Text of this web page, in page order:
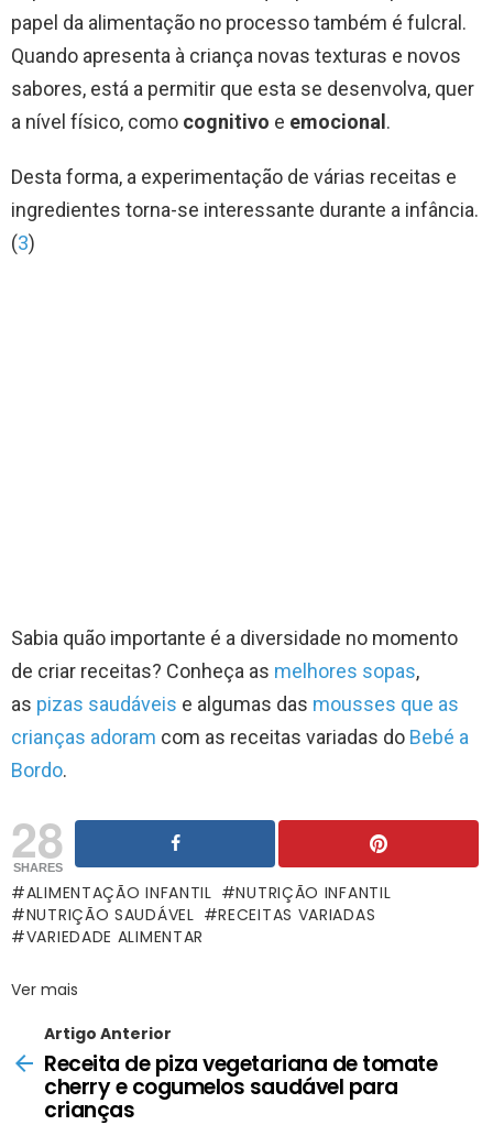
papel da alimentação no processo também é fulcral.
Quando apresenta à criança novas texturas e novos
sabores, está a permitir que esta se desenvolva, quer
a nível físico, como cognitivo e emocional .
Desta forma, a experimentação de várias receitas e
ingredientes torna-se interessante durante a infância.
(3)
Sabia quão importante é a diversidade no momento
de criar receitas? Conheça as melhores sopas,
as pizas saudáveis e algumas das mousses que as
crianças adoram com as receitas variadas do Bebé a
Bordo.
28
SHARES
ALIMENTAÇÃO INFANTIL
NUTRIÇÃO INFANTIL
NUTRIÇÃO SAUDÁVEL
RECEITAS VARIADAS
VARIEDADE ALIMENTAR
Ver mais
Artigo Anterior
Receita de piza vegetariana de tomate
cherry e cogumelos saudável para
crianças